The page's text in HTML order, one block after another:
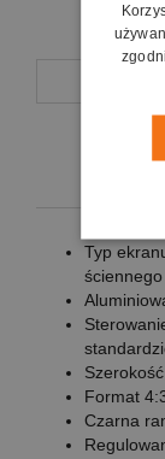
Typ
ściennego
Format
Czarna